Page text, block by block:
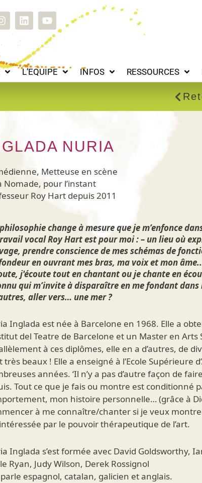
I
n
t
a
g
a
L
i
e
d
i
n
Y
o
u
t
b
e
L’EQUIPE INFOS RESSOURCES
INFOS RESSOURCES
NURIA
Metteuse en scène
Nomade, pour l’instant
Roy Hart depuis 2011
change à mesure que je m’enfonce
vocal Roy Hart est pour moi : – un lieu où
prendre conscience de mes schémas de
en ouvrant mes bras, ma voix et mon
j'écoute tout en chantant ou je chante en
qui m’invite à disparaître en me fondant
aller vers… une mer ?
Inglada est née à Barcelone en 1968. Elle a
del Teatre de Barcelone et un Master en Arts
à ces diplômes, elle en a d’autres, de
très beaux ! Elle a enseigné à l’Ecole Supérieure
années. ‘Il n’y a pas d’autre façon de
Tout ce que je fais ou montre est conditionné
mon histoire personnelle… (grâce à
à me connaître/chanter si je veux
par le pouvoir thérapeutique de l’art.
Inglada s’est formée avec David Goldsworthy,
Ryan, Judy Wilson, Derek Rossignol
parle espagnol, catalan, galicien et anglais.